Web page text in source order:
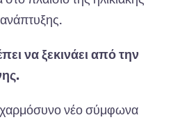
να ξεκινάει από την
νέο σύμφωνα